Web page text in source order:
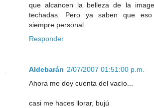
que alcancen la belleza de la
techadas. Pero ya saben que
siempre personal.
Responder
Aldebarán 2/07/2007 01:51:00 p.m.
Ahora me doy cuenta del vacío...
casi me haces llorar, bujú